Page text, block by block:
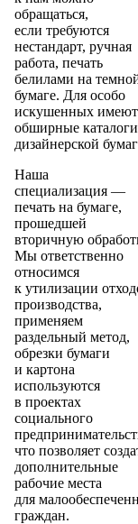
обращаться,
если требуются
нестандарт, ручная
работа, печать
белилами на
бумаге. Для особо
искушенных
обширные каталоги
дизайнерской
Наша
специализация —
печать на бумаге,
прошедшей
вторичную
Мы ответственно
относимся
к утилизации
производства,
применяем
раздельный метод,
обрезки бумаги
и картона
используются
в проектах
социального
что позволяет
дополнительные
рабочие места
для
граждан.